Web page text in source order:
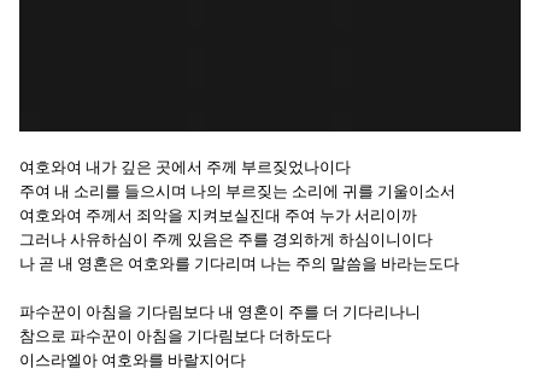
여호와여 내가 깊은 곳에서 주께 부르짖었나이다
주여 내 소리를 들으시며 나의 부르짖는 소리에 귀를 기울이소서
여호와여 주께서 죄악을 지켜보실진대 주여 누가 서리이까
그러나 사유하심이 주께 있음은 주를 경외하게 하심이니이다
나 곧 내 영혼은 여호와를 기다리며 나는 주의 말씀을 바라는도다
파수꾼이 아침을 기다림보다 내 영혼이 주를 더 기다리나니
참으로 파수꾼이 아침을 기다림보다 더하도다
이스라엘아 여호와를 바랄지어다